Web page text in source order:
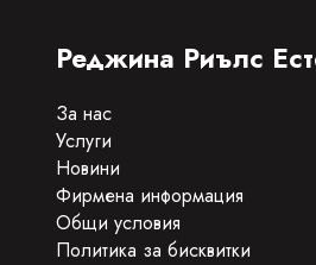
Реджина Риълс
За нас
Услуги
Новини
Фирмена информация
Общи условия
Политика за бисквитки